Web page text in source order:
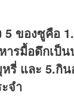
5 ของซูคือ
ารมื้อดึกเป็
รี่ และ 5.กิ
จำ